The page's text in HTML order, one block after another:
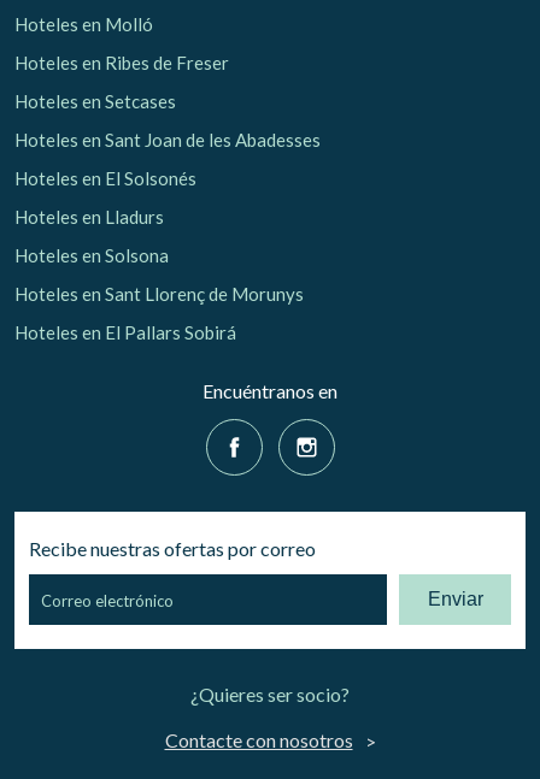
Hoteles en Molló
Hoteles en Ribes de Freser
Hoteles en Setcases
Hoteles en Sant Joan de les Abadesses
Hoteles en El Solsonés
Hoteles en Lladurs
Hoteles en Solsona
Hoteles en Sant Llorenç de Morunys
Hoteles en El Pallars Sobirá
Encuéntranos en
Recibe nuestras ofertas por correo
Enviar
¿Quieres ser socio?
Contacte con nosotros